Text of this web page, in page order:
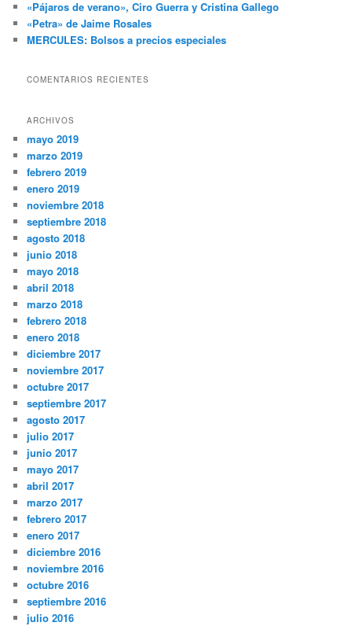
«Pájaros de verano», Ciro Guerra y Cristina Gallego
«Petra» de Jaime Rosales
MERCULES: Bolsos a precios especiales
COMENTARIOS RECIENTES
ARCHIVOS
mayo 2019
marzo 2019
febrero 2019
enero 2019
noviembre 2018
septiembre 2018
agosto 2018
junio 2018
mayo 2018
abril 2018
marzo 2018
febrero 2018
enero 2018
diciembre 2017
noviembre 2017
octubre 2017
septiembre 2017
agosto 2017
julio 2017
junio 2017
mayo 2017
abril 2017
marzo 2017
febrero 2017
enero 2017
diciembre 2016
noviembre 2016
octubre 2016
septiembre 2016
julio 2016